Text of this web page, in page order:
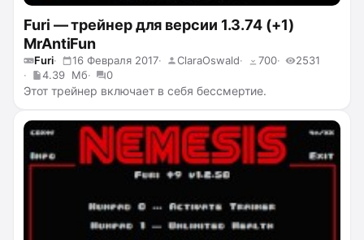
Furi — трейнер для версии 1.3.74 (+1)
MrAntiFun
Furi 16 Февраля 2017 ClaraOswald 700
2531
4.39 Мб
0
Этот трейнер включает в себя бессмертие.